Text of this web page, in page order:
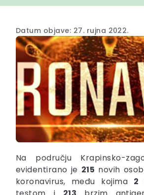
Datum objave: 27. rujna 2022.
Na području Krapinsko-
evidentirano je 215 novih
koronavirus, među kojima 2